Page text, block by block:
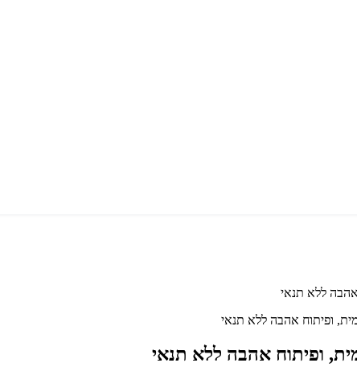
ללא תנאי
ופיתוח אהבה ללא תנאי
ופיתוח אהבה ללא תנאי